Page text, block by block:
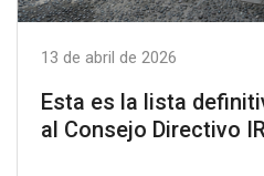
13 de abril de 2026
Esta es la lista
al Consejo Directivo